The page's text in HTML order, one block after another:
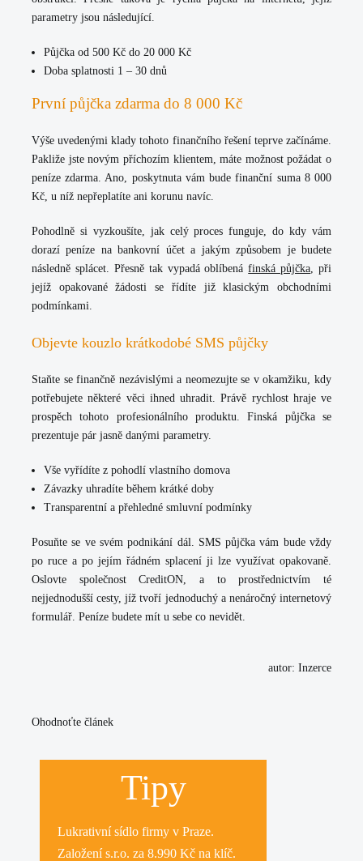
parametry jsou následující.
Půjčka od 500 Kč do 20 000 Kč
Doba splatnosti 1 – 30 dnů
První půjčka zdarma do 8 000 Kč
Výše uvedenými klady tohoto finančního řešení teprve začínáme.
Pakliže jste novým příchozím klientem, máte možnostpožádat o
peníze zdarma. Ano, poskytnuta vám bude finanční suma 8 000
Kč, u níž nepřeplatíte ani korunu navíc.
Pohodlně si vyzkoušíte, jak celý proces funguje, do kdy vám
dorazí peníze na bankovní účet a jakým způsobem je budete
následně splácet. Přesně tak vypadá oblíbenáfinská půjčka, při
jejíž opakované žádosti se řídíte již klasickým obchodními
podmínkami.
Objevte kouzlo krátkodobé SMS půjčky
Staňte se finančně nezávislými a neomezujte se v okamžiku, kdy
potřebujete některé věci ihned uhradit. Právě rychlosthraje ve
prospěch tohoto profesionálního produktu. Finská půjčka se
prezentuje pár jasně danými parametry.
Vše vyřídíte z pohodlí vlastního domova
Závazky uhradíte během krátké doby
Transparentní a přehledné smluvní podmínky
Posuňte se ve svém podnikání dál. SMS půjčka vám bude vždy
po ruce a po jejím řádném splacení ji lze využívat opakovaně.
Oslovte společnost CreditON, a to prostřednictvím té
nejjednodušší cesty, jíž tvoří jednoduchý a nenáročný internetový
formulář. Peníze budete mít u sebe co nevidět.
autor: Inzerce
Ohodnoťte článek
Tipy
Lukrativnísídlo firmy v Praze.
Založení s.r.o. za 8.990 Kč na klíč.